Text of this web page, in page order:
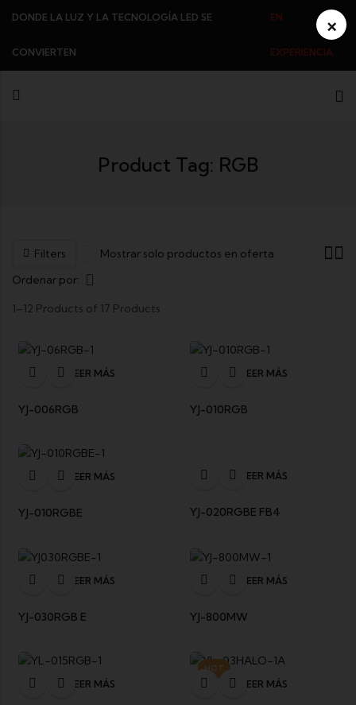
DONDE LA LUZ Y LA TECNOLOGÍA LED SE
CONVIERTEN
EN
EXPERIENCIA
Product Tag: RGB
Filters
Mostrar solo productos en oferta
Ordenar por:
1–12 Products of 17 Products
LEER MÁS
YJ-006RGB
LEER MÁS
YJ-010RGB
LEER MÁS
YJ-010RGBE
LEER MÁS
YJ-020RGBE FB4
LEER MÁS
YJ-030RGB E
LEER MÁS
YJ-800MW
LEER MÁS
HOT
LEER MÁS
×